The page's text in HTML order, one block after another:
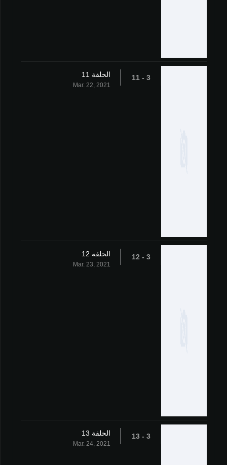
3 - 11 الحلقة 11
Mar. 22, 2021
3 - 12 الحلقة 12
Mar. 23, 2021
3 - 13 الحلقة 13
Mar. 24, 2021